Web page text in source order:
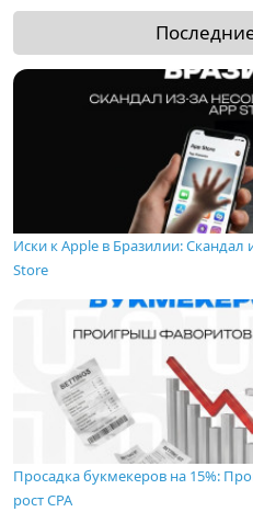
Иски к Apple в Бразилии:
Store
Просадка букмекеров на 15%:
рост CPA